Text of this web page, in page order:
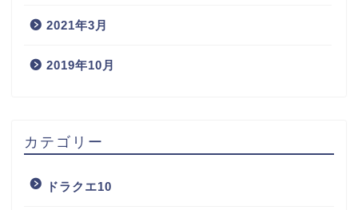
2021年3月
2019年10月
カテゴリー
ドラクエ10